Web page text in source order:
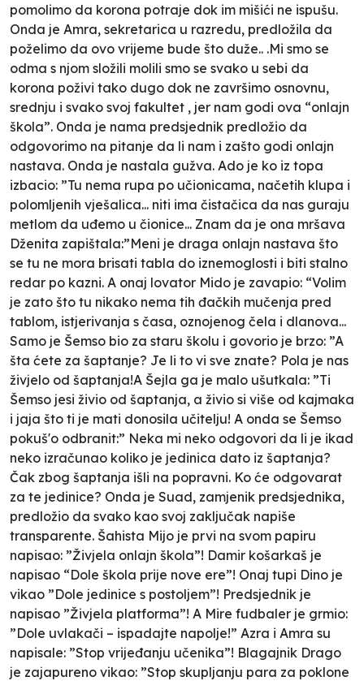
pomolimo da korona potraje dok im mišići ne ispušu.
Onda je Amra, sekretarica u razredu, predložila da
poželimo da ovo vrijeme bude što duže.. .Mi smo se
odma s njom složili molili smo se svako u sebi da
korona poživi tako dugo dok ne završimo osnovnu,
srednju i svako svoj fakultet , jer nam godi ova “onlajn
škola”. Onda je nama predsjednik predložio da
odgovorimo na pitanje da li nam i zašto godi onlajn
nastava. Onda je nastala gužva. Ado je ko iz topa
izbacio: ”Tu nema rupa po učionicama, načetih klupa i
polomljenih vješalica... niti ima čistačica da nas guraju
metlom da uđemo u čionice... Znam da je ona mršava
Dženita zapištala:”Meni je draga onlajn nastava što
se tu ne mora brisati tabla do iznemoglosti i biti stalno
redar po kazni. A onaj lovator Mido je zavapio: “Volim
je zato što tu nikako nema tih đačkih mučenja pred
tablom, istjerivanja s časa, oznojenog čela i dlanova...
Samo je Šemso bio za staru školu i govorio je brzo: ”A
šta ćete za šaptanje? Je li to vi sve znate? Pola je nas
živjelo od šaptanja!A Šejla ga je malo ušutkala: ”Ti
Šemso jesi živio od šaptanja, a živio si više od kajmaka
i jaja što ti je mati donosila učitelju! A onda se Šemso
pokuš'o odbranit:” Neka mi neko odgovori da li je ikad
neko izračunao koliko je jedinica dato iz šaptanja?
Čak zbog šaptanja išli na popravni. Ko će odgovarat
za te jedinice? Onda je Suad, zamjenik predsjednika,
predložio da svako kao svoj zaključak napiše
transparente. Šahista Mijo je prvi na svom papiru
napisao: ”Živjela onlajn škola”! Damir košarkaš je
napisao “Dole škola prije nove ere”! Onaj tupi Dino je
vikao ”Dole jedinice s postoljem”! Predsjednik je
napisao ”Živjela platforma”! A Mire fudbaler je grmio:
”Dole uvlakači – ispadajte napolje!” Azra i Amra su
napisale: ”Stop vrijeđanju učenika”! Blagajnik Drago
je zajapureno vikao: ”Stop skupljanju para za poklone